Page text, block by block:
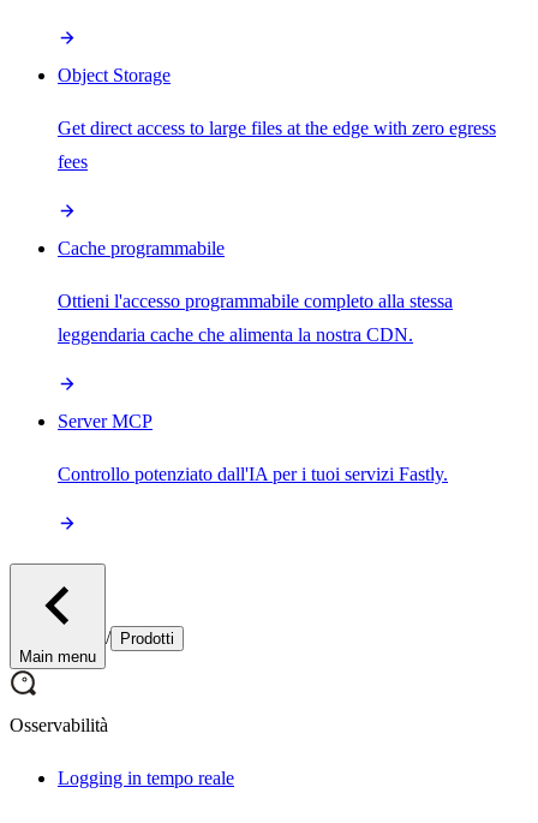
Object Storage
Get direct access to large files at the edge with zero egress
fees
Cache programmabile
Ottieni l'accesso programmabile completo alla stessa
leggendaria cache che alimenta la nostra CDN.
Server MCP
Controllo potenziato dall'IA per i tuoi servizi Fastly.
Main menu
/ Prodotti
Osservabilità
Logging in tempo reale